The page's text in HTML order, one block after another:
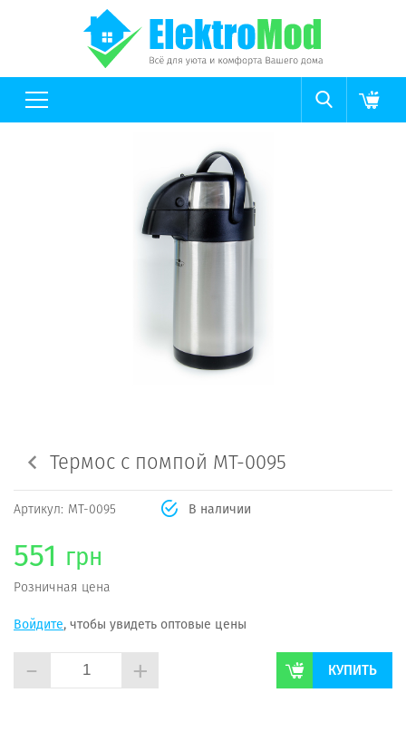
Термос с помпой МТ-0095
Артикул: МТ-0095 В наличии
551 грн
Розничная цена
Войдите, чтобы увидеть оптовые цены
- + КУПИТЬ